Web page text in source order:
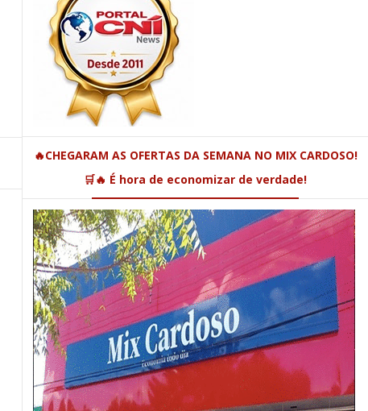
🔥CHEGARAM AS OFERTAS DA SEMANA NO MIX CARDOSO!
🛒🔥 É hora de economizar de verdade!